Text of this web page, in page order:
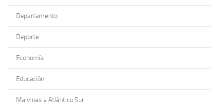
Departamento
Deporte
Economía
Educación
Malvinas y Atlántico Sur